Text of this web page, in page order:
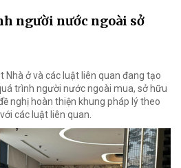
người nước ngoài sở
Nhà ở và các luật liên quan đang tạo
trình người nước ngoài mua, sở hữu
nghị hoàn thiện khung pháp lý theo
các luật liên quan.